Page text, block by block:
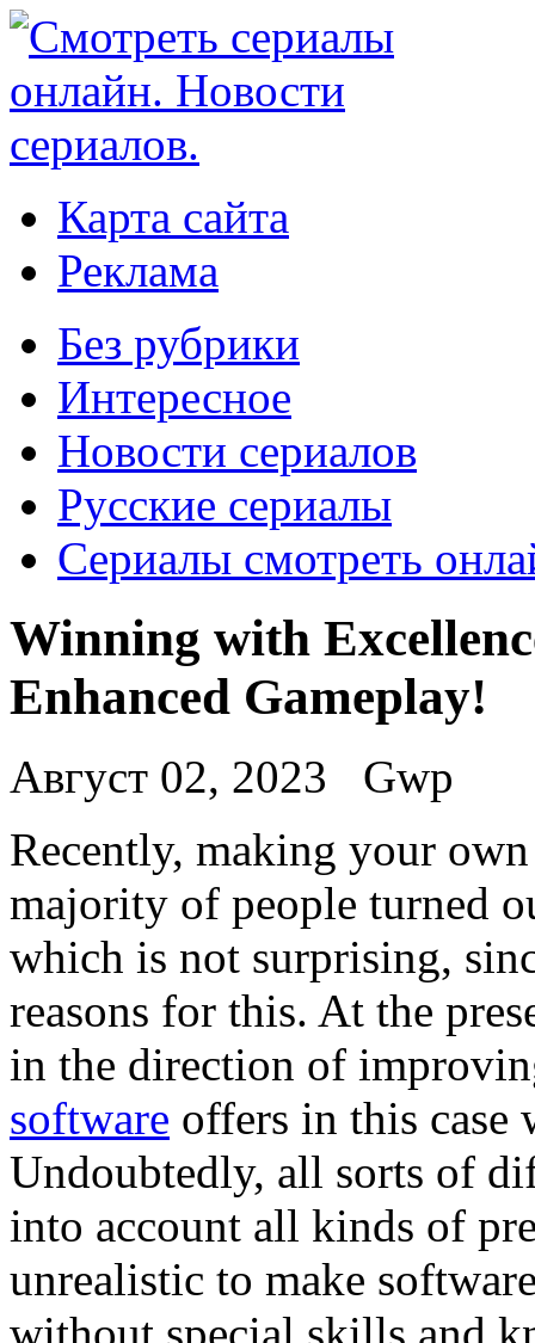
Карта сайта
Реклама
Без рубрики
Интересное
Новости сериалов
Русские сериалы
Сериалы смотреть
Winning with
Enhanced Gameplay!
Август 02, 2023
Gwp
Recently, making your
majority of people turned
which is not surprising,
reasons for this. At the
in the direction of
software offers in this
Undoubtedly, all sorts of
into account all kinds of
unrealistic to make
without special skills and